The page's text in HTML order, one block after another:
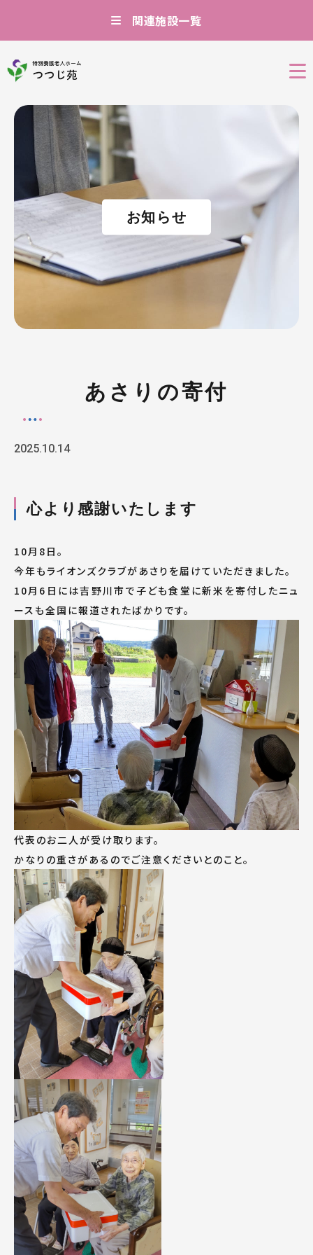
関連施設一覧
お知らせ
あさりの寄付
2025.10.14
心より感謝いたします
10月8日。
今年もライオンズクラブがあさりを届けていただきました。
10月6日には吉野川市で子ども食堂に新米を寄付したニュ
ースも全国に報道されたばかりです。
代表のお二人が受け取ります。
かなりの重さがあるのでご注意くださいとのこと。